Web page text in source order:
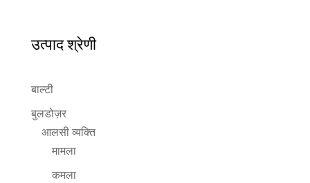
उत्पाद श्रेणी
बाल्टी
बुलडोज़र
आलसी व्यक्ति
मामला
कमला